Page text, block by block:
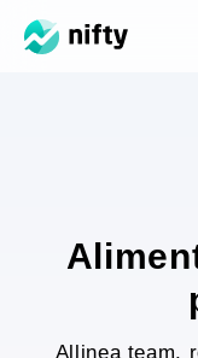
Allinea team,